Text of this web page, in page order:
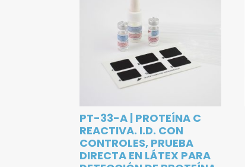
PT-33-A | PROTEÍNA C
REACTIVA. I.D. CON
CONTROLES, PRUEBA
DIRECTA EN LÁTEX PARA